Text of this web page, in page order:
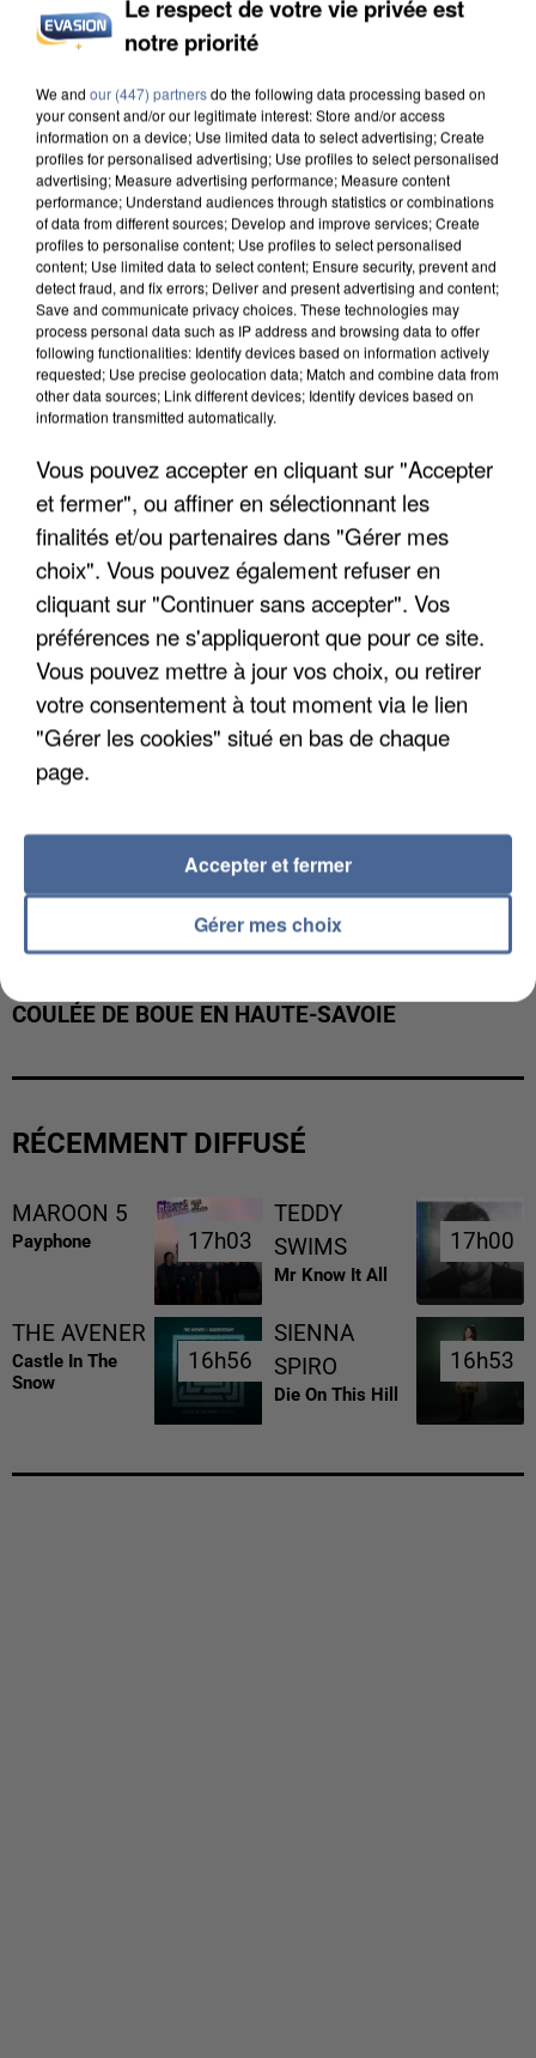
MAFIA INTERPELLÉ EN ALGÉRIE
UN SECOND CADRE DE LA DZ MAFIA
INTERPELLÉ EN ALGÉRIE
COULÉE DE BOUE EN HAUTE-SAVOIE
RÉCEMMENT DIFFUSÉ
MAROON 5
Payphone 17h03
17h03
TEDDY
SWIMS
Mr Know It All
17h00
17h00
THE AVENER
Castle In The
Snow
16h56
16h56
SIENNA
SPIRO
Die On This Hill
16h53
16h53
Le respect de votre vie privée est
notre priorité
We and our (447) partnersdo the following data processing based on
your consent and/or our legitimate interest: Store and/or access
information on a device; Use limited data to select advertising; Create
profiles for personalised advertising; Use profiles to select personalised
advertising; Measure advertising performance; Measure content
performance; Understand audiences through statistics or combinations
of data from different sources; Develop and improve services; Create
profiles to personalise content; Use profiles to select personalised
content; Use limited data to select content; Ensure security, prevent and
detect fraud, and fix errors; Deliver and present advertising and content;
Save and communicate privacy choices. These technologies may
process personal data such as IP address and browsing data to offer
following functionalities: Identify devices based on information actively
requested; Use precise geolocation data; Match and combine data from
other data sources; Link different devices; Identify devices based on
information transmitted automatically.
Vous pouvez accepter en cliquant sur "Accepter
et fermer", ou affiner en sélectionnant les
finalités et/ou partenaires dans "Gérer mes
choix". Vous pouvez également refuser en
cliquant sur "Continuer sans accepter". Vos
préférences ne s'appliqueront que pour ce site.
Vous pouvez mettre à jour vos choix, ou retirer
votre consentement à tout moment via le lien
"Gérer les cookies" situé en bas de chaque
page.
Gérer mes choix
Accepter et fermer